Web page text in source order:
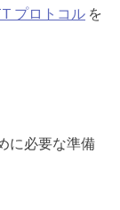
プロトコル を
に必要な準備